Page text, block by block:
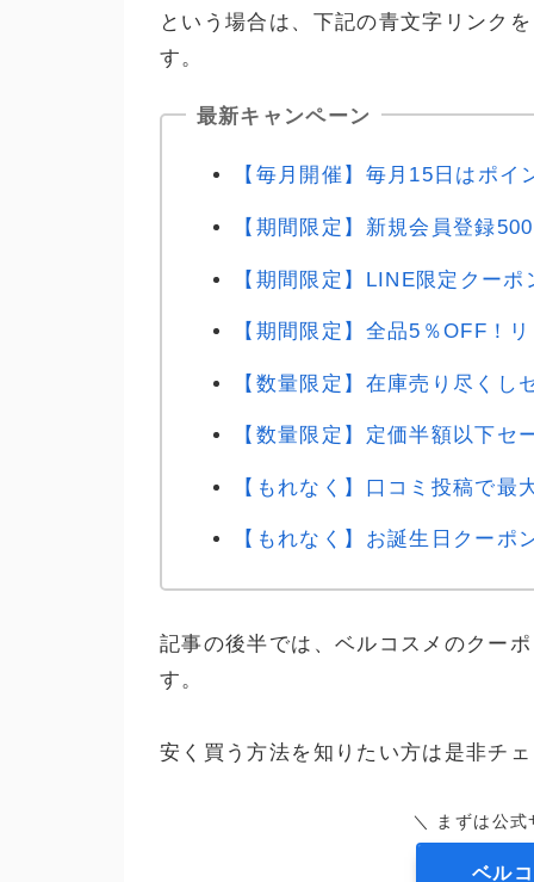
という場合は、下記の青文字リンク
す。
最新キャンペーン
【毎月開催】毎月15日はポイ
【期間限定】新規会員登録
【期間限定】LINE限定クーポ
【期間限定】全品5％OFF！
【数量限定】在庫売り尽くし
【数量限定】定価半額以下セ
【もれなく】口コミ投稿で最
【もれなく】お誕生日クーポ
記事の後半では、ベルコスメのクー
す。
安く買う方法を知りたい方は是非チ
＼ まずは公
ベル